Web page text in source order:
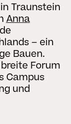
Traunstein
Anna
– ein
Bauen.
Forum
Campus
und